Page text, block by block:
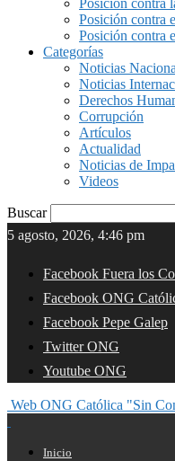
Posición contra
Posición contra
Posición contra
Categorías
Noticias
Noticias
Derechos
Corrupción
Artículos
Actualidad
Noticias de
Videos
Buscar
5 agosto, 2026, 4:46 pm
Facebook Fuera los
Facebook ONG
Facebook Pepe Galep
Twitter ONG
Youtube ONG
Web ONG Católica "Sin
Inicio